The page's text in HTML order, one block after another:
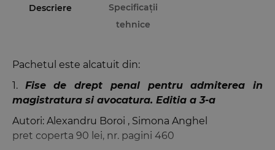
Descriere
Specificații
tehnice
Pachetul este alcatuit din:
1. Fise de drept penal pentru admiterea in
magistratura si avocatura. Editia a 3-a
Autori: Alexandru Boroi , Simona Anghel
pret coperta 90 lei, nr. pagini 460